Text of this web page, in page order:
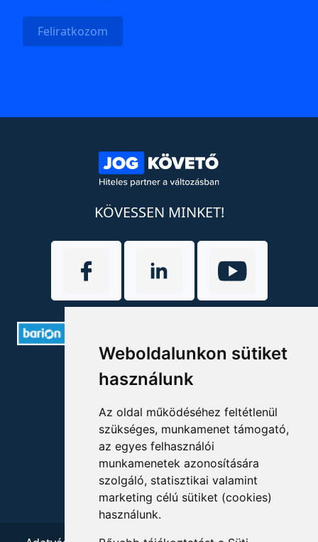
Weboldalunkon sütiket
használunk
Az oldal működéséhez feltétlenül
szükséges, munkamenet támogató,
az egyes felhasználói
munkamenetek azonosítására
szolgáló, statisztikai valamint
marketing célú sütiket (cookies)
használunk.
Feliratkozom
KÖVESSEN MINKET!
ELÉRHETŐSÉGEK
+36 1 880 7600
info@mprx.hu